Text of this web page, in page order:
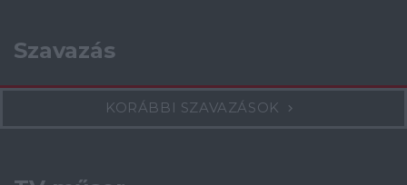
Szavazás
KORÁBBI SZAVAZÁSOK